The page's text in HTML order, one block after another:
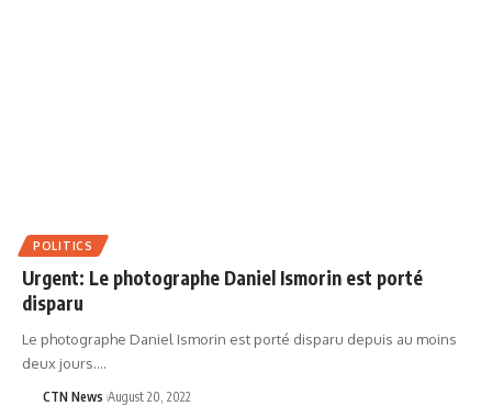
POLITICS
Urgent: Le photographe Daniel Ismorin est porté
disparu
Le photographe Daniel Ismorin est porté disparu depuis au moins
deux jours.…
CTN News August 20, 2022